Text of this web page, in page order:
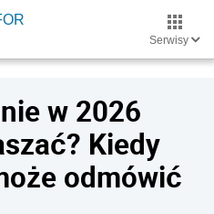
Serwisy
w 2026
Kiedy
odmówić